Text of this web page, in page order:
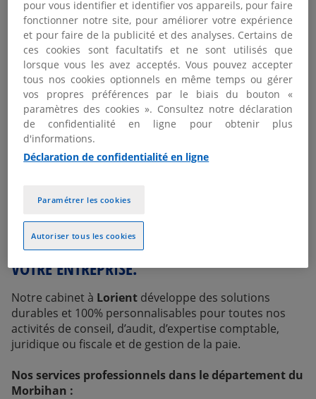
CONSEIL
DROIT ET FISCALITE
NOS ÉQUIPES PLURIDISCIPLINAIRES
ACCOMPAGNENT LE DÉVELOPPEMENT DE
VOTRE ENTREPRISE.
Notre cabinet à Lorient développe des solutions
durables et 100% personnalisables pour toutes nos
activités de conseil, d’audit, d’expertise comptable,
juridique ou fiscale et de gestion de la paie.
Nos services professionnels dans le département du
Morbihan :
pour vous identifier et identifier vos appareils, pour faire
fonctionner notre site, pour améliorer votre expérience
et pour faire de la publicité et des analyses. Certains de
ces cookies sont facultatifs et ne sont utilisés que
lorsque vous les avez acceptés. Vous pouvez accepter
tous nos cookies optionnels en même temps ou gérer
vos propres préférences par le biais du bouton «
paramètres des cookies ». Consultez notre déclaration
de confidentialité en ligne pour obtenir plus
d'informations.
Déclaration de confidentialité en ligne
Autoriser tous les cookies
Paramétrer les cookies